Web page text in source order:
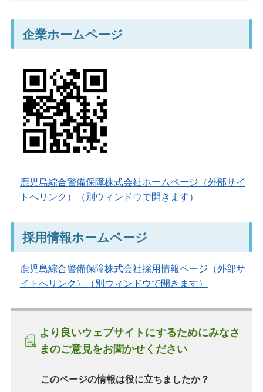
企業ホームページ
鹿児島綜合警備保障株式会社ホームページ（外部サイ
トへリンク）（別ウィンドウで開きます）
採用情報ホームページ
鹿児島綜合警備保障株式会社採用情報ページ（外部サ
イトへリンク）（別ウィンドウで開きます）
より良いウェブサイトにするためにみなさ
まのご意見をお聞かせください
このページの情報は役に立ちましたか？